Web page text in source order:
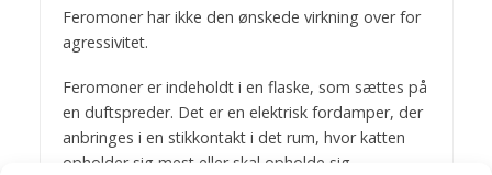
Feromoner har ikke den ønskede virkning over for
agressivitet.
Feromoner er indeholdt i en flaske, som sættes på
en duftspreder. Det er en elektrisk fordamper, der
anbringes i en stikkontakt i det rum, hvor katten
opholder sig mest eller skal opholde sig.